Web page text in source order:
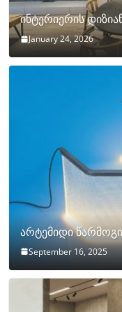
ინტერიერის
January 24, 2026
არტემიდი
September 16, 2025